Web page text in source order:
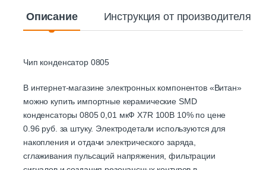
Описание Инструкция от производителя
Чип конденсатор 0805
В интернет-магазине электронных компонентов «Витан»
можно купить импортные керамические SMD
конденсаторы 0805 0,01 мкФ X7R 100В 10% по цене
0.96 руб. за штуку. Электродетали используются для
накопления и отдачи электрического заряда,
сглаживания пульсаций напряжения, фильтрации